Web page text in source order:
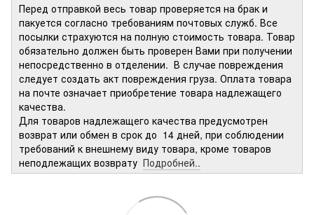
Перед отправкой весь товар проверяется на брак и
пакуется согласно требованиям почтовых служб. Все
посылки страхуются на полную стоимость товара. Товар
обязательно должен быть проверен Вами при получении
непосредственно в отделении. В случае повреждения
следует создать акт повреждения груза. Оплата товара
на почте означает приобретение товара надлежащего
качества.
Для товаров надлежащего качества предусмотрен
возврат или обмен в срок до 14 дней, при соблюдении
требований к внешнему виду товара, кроме товаров
неподлежащих возврату Подробней..